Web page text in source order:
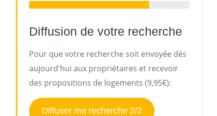
Diffusion de votre recherche
Pour que votre recherche soit envoyée dès
aujourd'hui aux propriétaires et recevoir
des propositions de logements (9,95€):
Diffuser ma recherche 2/2